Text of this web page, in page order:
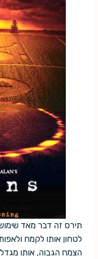
תירס זה דבר מאד
לטחון אותו לקמח
הצמח הגבוה, אותו